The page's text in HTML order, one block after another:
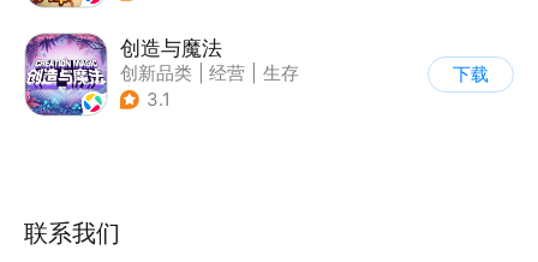
创造与魔法
创新品类 经营
生存
| 开放世界
3.1
下载
联系我们